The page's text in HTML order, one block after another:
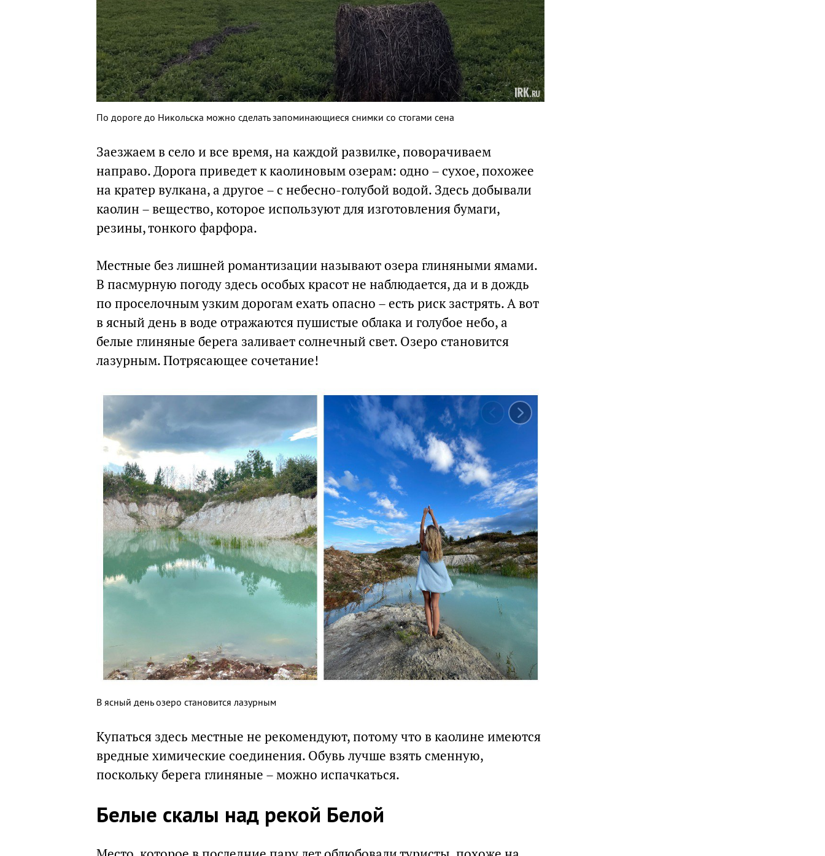
По дороге до Никольска можно сделать запоминающиеся снимки со стогами сена
Заезжаем в село и все время, на каждой развилке, поворачиваем
направо. Дорога приведет к каолиновым озерам: одно – сухое, похожее
на кратер вулкана, а другое – с небесно-голубой водой. Здесь добывали
каолин – вещество, которое используют для изготовления бумаги,
резины, тонкого фарфора.
Местные без лишней романтизации называют озера глиняными ямами.
В пасмурную погоду здесь особых красот не наблюдается, да и в дождь
по проселочным узким дорогам ехать опасно – есть риск застрять. А вот
в ясный день в воде отражаются пушистые облака и голубое небо, а
белые глиняные берега заливает солнечный свет. Озеро становится
лазурным. Потрясающее сочетание!
В ясный день озеро становится лазурным
Купаться здесь местные не рекомендуют, потому что в каолине имеются
вредные химические соединения. Обувь лучше взять сменную,
поскольку берега глиняные – можно испачкаться.
Белые скалы над рекой Белой